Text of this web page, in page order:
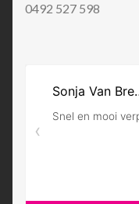
0492 527 598